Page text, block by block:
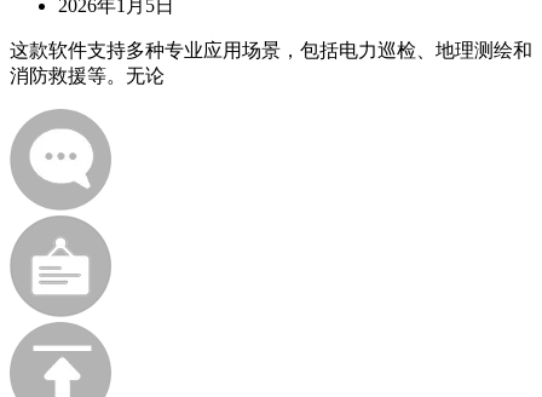
2026年1月5日
这款软件支持多种专业应用场景，包括电力巡检、地理测绘和
消防救援等。无论